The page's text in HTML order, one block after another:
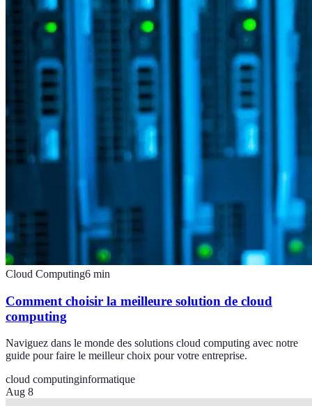
Cloud Computing6 min
Comment choisir la meilleure solution de cloud
computing
Naviguez dans le monde des solutions cloud computing avec notre
guide pour faire le meilleur choix pour votre entreprise.
cloud computinginformatique
Aug 8